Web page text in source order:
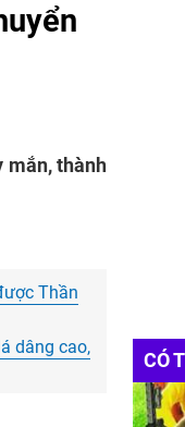
mắn, thành
Thần
dâng cao,
CÓ